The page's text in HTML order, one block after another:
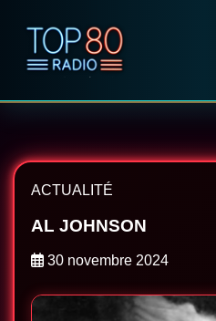
ACTUALITÉ
AL JOHNSON
30 novembre 2024